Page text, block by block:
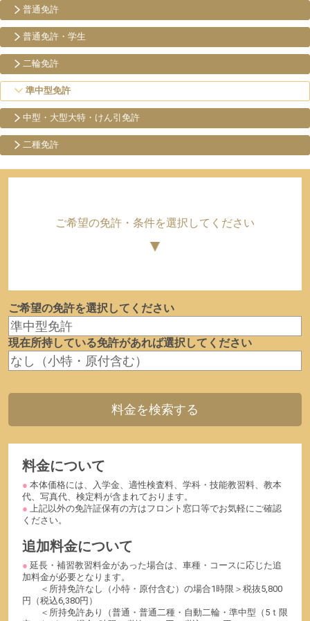
普通免許
普通免許・学生
二輪免許
準中型免許
中型・大型大特・けん引免許
二種免許
ご希望の免許・条件を選択してください
ご希望の免許を選択してください
現在所持している免許があれば選択してください
料金について
● 本体価格には、入学金、適性検査料、学科・技能教習料、教本
代、写真代、検定料が含まれております。
● 上記以外の免許証保有の方はフロント窓口等でお気軽にご確認
ください。
追加料金について
● 延長・補習教習料金があった場合は、車種・コースに応じた追
加料金が必要となります。
＜所持免許なし（小特・原付含む）の場合1時限＞税抜5,800
円（税込6,380円）
＜所持免許あり（普通・普通二種・自動二輪・準中型（5ｔ限